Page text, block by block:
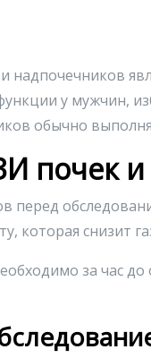
надпочечников
у мужчин,
обычно
почек
перед
которая снизит
за час